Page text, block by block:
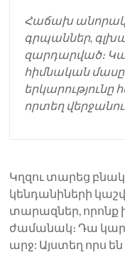
Հաճախ
գրպաններ,
զարդարված։
հիմնական
երկարությունը
որտեղ
Կղզու տարեց
կենդանիների
տարազներ, որոնք
ժամանակ։ Դա
արջ: Այստեղ որս